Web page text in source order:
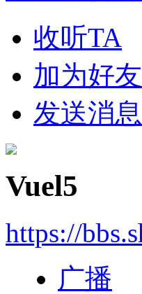
收听TA
加为好友
发送消息
Vuel5
https://
广播